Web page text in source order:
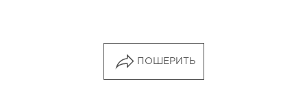
ПОШЕРИТЬ